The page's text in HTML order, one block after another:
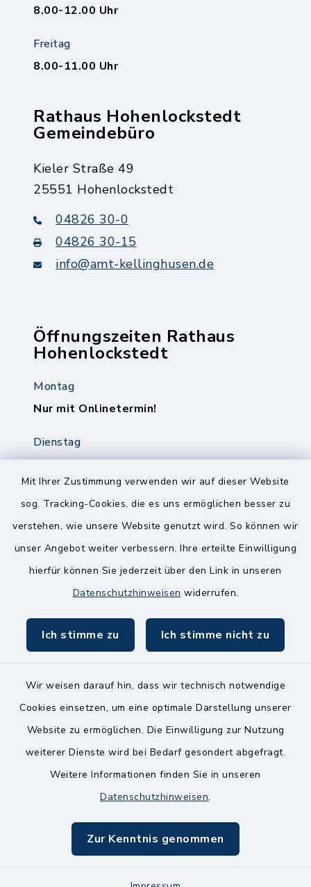
Mit Ihrer Zustimmung verwenden wir auf dieser Website
sog. Tracking-Cookies, die es uns ermöglichen besser zu
verstehen, wie unsere Website genutzt wird. So können wir
unser Angebot weiter verbessern. Ihre erteilte Einwilligung
hierfür können Sie jederzeit über den Link in unseren
Datenschutzhinweisen widerrufen.
Ich stimme zu Ich stimme nicht zu
Wir weisen darauf hin, dass wir technisch notwendige
Cookies einsetzen, um eine optimale Darstellung unserer
Website zu ermöglichen. Die Einwilligung zur Nutzung
weiterer Dienste wird bei Bedarf gesondert abgefragt.
Weitere Informationen finden Sie in unseren
Datenschutzhinweisen.
Zur Kenntnis genommen
8.00-12.00 Uhr
Freitag
8.00-11.00 Uhr
Rathaus Hohenlockstedt
Gemeindebüro
Kieler Straße 49
25551 Hohenlockstedt
04826 30-0
04826 30-15
info@amt-kellinghusen.de
Öffnungszeiten Rathaus
Hohenlockstedt
Montag
Nur mit Onlinetermin!
Dienstag
8.00-12.00 Uhr
14.00-18.00 Uhr
Freitag
8.00-11.00 Uhr
Kontakt
Barrierefreiheit
Impressum